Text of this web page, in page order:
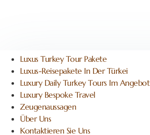
Luxus Turkey Tour Pakete
Luxus-Reisepakete In Der Türkei
Luxury Daily Turkey Tours Im Angebot
Luxury Bespoke Travel
Zeugenaussagen
Über Uns
Kontaktieren Sie Uns